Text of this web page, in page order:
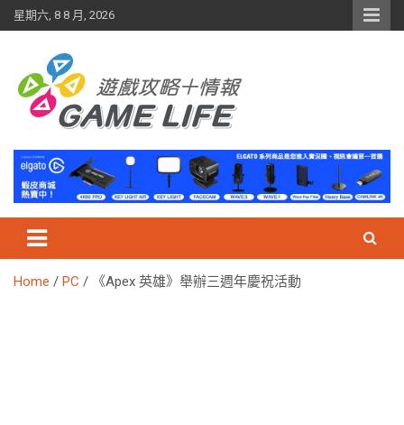
Skip
to
星期六, 8 8 月, 2026
Home PC 《Apex 英雄》舉辦三週年慶祝活動